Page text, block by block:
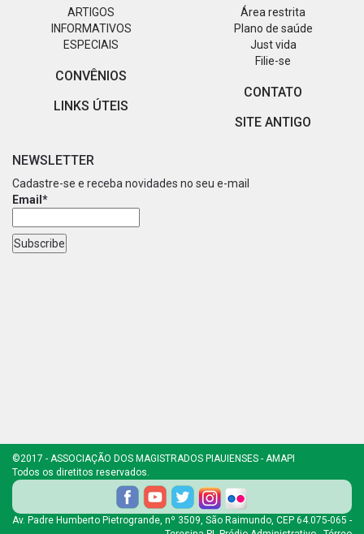
ARTIGOS
INFORMATIVOS
ESPECIAIS
CONVÊNIOS
LINKS ÚTEIS
Área restrita
Plano de saúde
Just vida
Filie-se
CONTATO
SITE ANTIGO
NEWSLETTER
Cadastre-se e receba novidades no seu e-mail
Email*
©2017 - ASSOCIAÇÃO DOS MAGISTRADOS PIAUIENSES - AMAPI
Todos os diretitos reservados.
Av. Padre Humberto Pietrogrande, nº 3509, São Raimundo, CEP 64.075-065 -